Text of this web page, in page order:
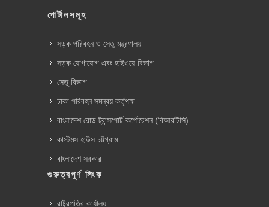
পোর্টালসমূহ
সড়ক পরিবহন ও সেতু মন্ত্রণালয়
সড়ক যোগাযোগ এবং হাইওয়ে বিভাগ
সেতু বিভাগ
ঢাকা পরিবহন সমন্বয় কর্তৃপক্ষ
বাংলাদেশ রোড ট্রান্সপোর্ট কর্পোরেশন (বিআরটিসি)
কাস্টমস হাউস চট্টগ্রাম
বাংলাদেশ সরকার
গুরুত্বপূর্ণ লিংক
রাষ্ট্রপতির কার্যালয়